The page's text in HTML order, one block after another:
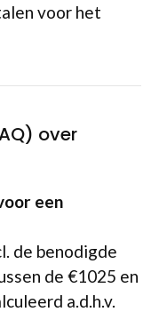
voor het
over
een
de benodigde
de €1025 en
a.d.h.v.